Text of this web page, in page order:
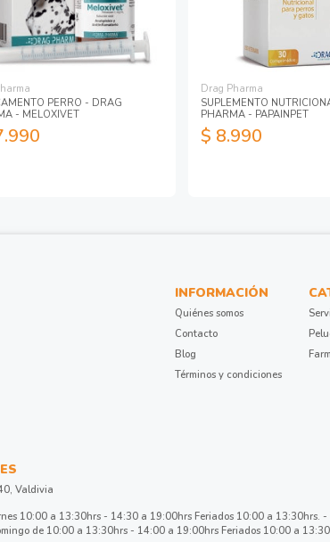
PERRO - DRAG
- MELOXIVET
Drag Pharma
SUPLEMENTO
PHARMA - PAPAINPET
$ 8.990
INFORMACIÓN
Quiénes somos
Contacto
Blog
Términos y condiciones
Valdivia
10:00 a 13:30hrs - 14:30 a 19:00hrs Feriados 10:00 a 13:30hrs.
de 10:00 a 13:30hrs - 14:00 a 19:00hrs Feriados 10:00 a